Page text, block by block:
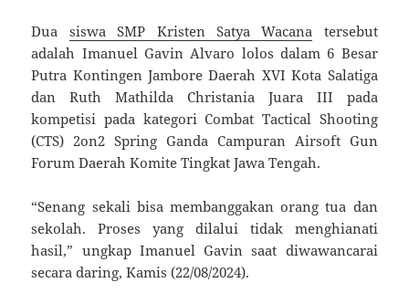
Dua siswa SMP Kristen Satya Wacana tersebut
adalah Imanuel Gavin Alvaro lolos dalam 6 Besar
Putra Kontingen Jambore Daerah XVI Kota Salatiga
dan Ruth Mathilda Christania Juara III pada
kompetisi pada kategori Combat Tactical Shooting
(CTS) 2on2 Spring Ganda Campuran Airsoft Gun
Forum Daerah Komite Tingkat Jawa Tengah.
“Senang sekali bisa membanggakan orang tua dan
sekolah. Proses yang dilalui tidak menghianati
hasil,” ungkap Imanuel Gavin saat diwawancarai
secara daring, Kamis (22/08/2024).